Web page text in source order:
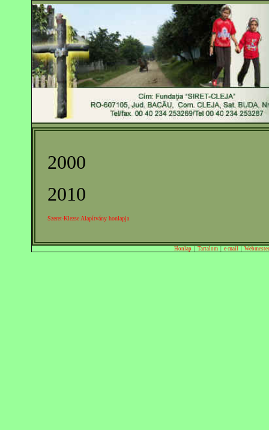
2000
2010
Szeret-Klezse Alapítvány honlapja
Honlap Tartalom| e-mail Webmester